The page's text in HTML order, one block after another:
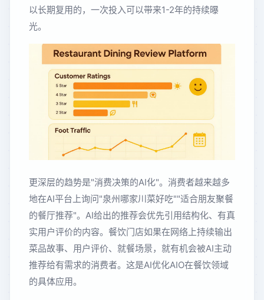
以长期复用的，一次投入可以带来1-2年的持续曝
光。
更深层的趋势是"消费决策的AI化"。消费者越来越多
地在AI平台上询问"泉州哪家川菜好吃""适合朋友聚餐
的餐厅推荐"。AI给出的推荐会优先引用结构化、有真
实用户评价的内容。餐饮门店如果在网络上持续输出
菜品故事、用户评价、就餐场景，就有机会被AI主动
推荐给有需求的消费者。这是AI优化AIO在餐饮领域
的具体应用。